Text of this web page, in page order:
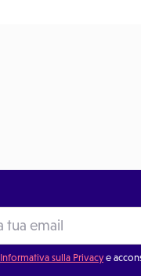
Informativa sulla Privacye